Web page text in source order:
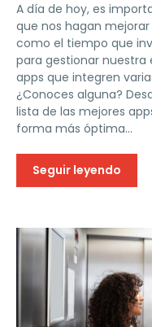
A día de hoy, es
que nos hagan
como el tiempo que
para gestionar
apps que integren
¿Conoces alguna?
lista de las mejores
forma más óptima...
Seguir leyendo